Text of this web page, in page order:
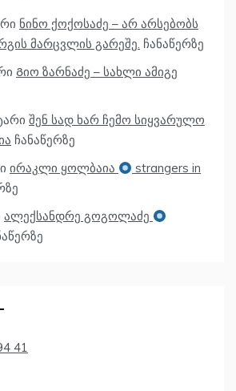
ნინო ქოქოსაძე – არ არსებობს
მარცვლის გარეშე. ჩანაწერზე
Გიო ზარნაძე – სახლი ამიგე
შენ სად ხარ ჩემო სიყვარულო
ჩანაწერზე
ირაკლი ყოლბაია
strangers in
ალექსანდრე გოგოლაძე
41